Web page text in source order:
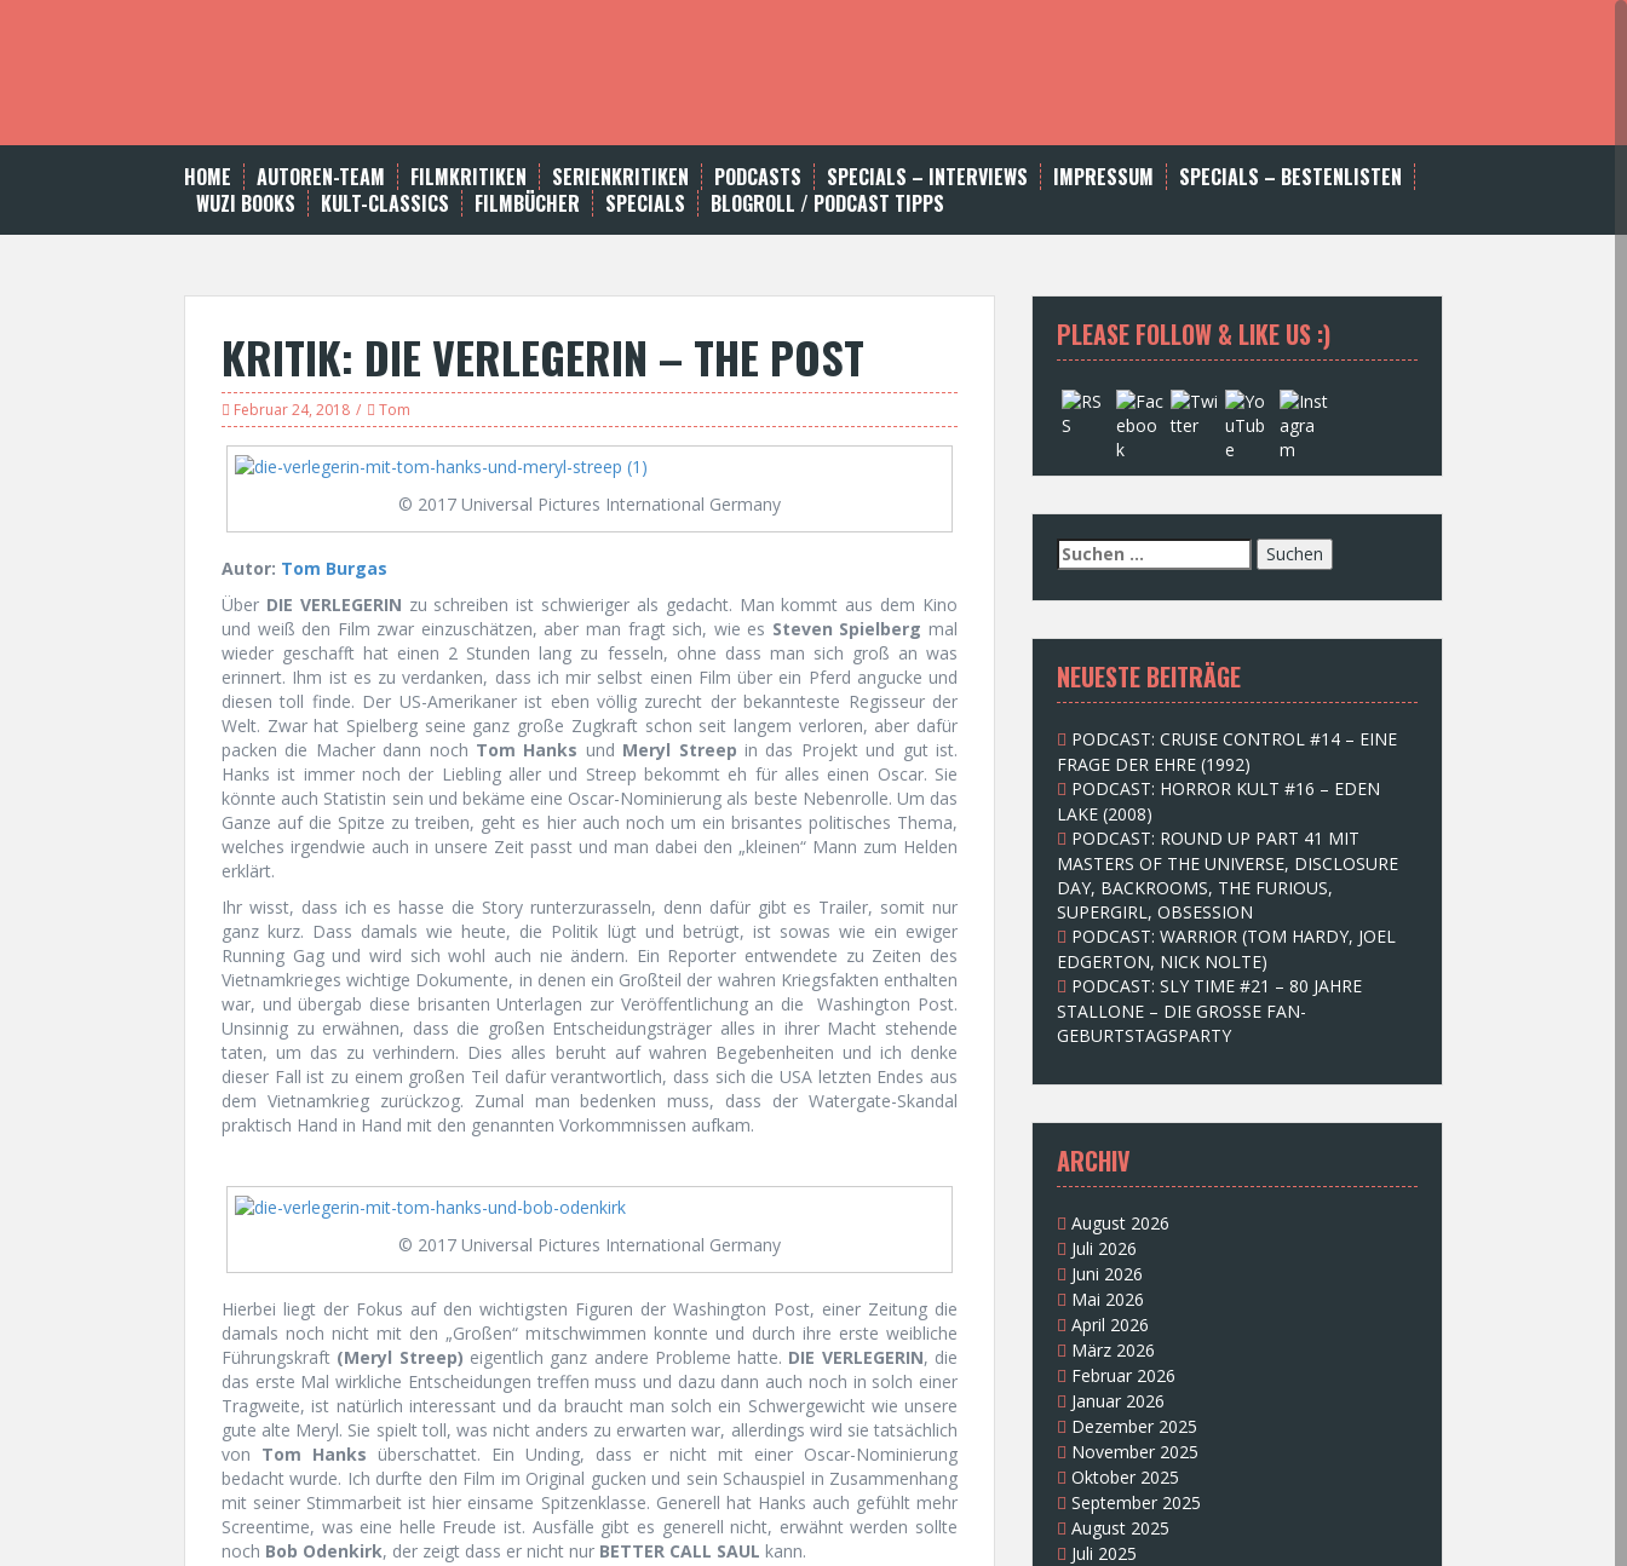
t
HOME AUTOREN-TEAM FILMKRITIKEN SERIENKRITIKEN PODCASTS SPECIALS – INTERVIEWS IMPRESSUM
SPECIALS – BESTENLISTEN
WUZI BOOKS
KULT-CLASSICS FILMBÜCHER SPECIALS BLOGROLL / PODCAST TIPPS
KRITIK: DIE VERLEGERIN – THE POST
Februar 24, 2018 Tom
© 2017 Universal Pictures International Germany
Autor: Tom Burgas
Über DIE VERLEGERIN zu schreiben ist schwieriger als gedacht. Man kommt aus dem Kino
und weiß den Film zwar einzuschätzen, aber man fragt sich, wie es Steven Spielberg mal
wieder geschafft hat einen 2 Stunden lang zu fesseln, ohne dass man sich groß an was
erinnert. Ihm ist es zu verdanken, dass ich mir selbst einen Film über ein Pferd angucke und
diesen toll finde. Der US-Amerikaner ist eben völlig zurecht der bekannteste Regisseur der
Welt. Zwar hat Spielberg seine ganz große Zugkraft schon seit langem verloren, aber dafür
packen die Macher dann noch Tom Hanks und Meryl Streep in das Projekt und gut ist.
Hanks ist immer noch der Liebling aller und Streep bekommt eh für alles einen Oscar. Sie
könnte auch Statistin sein und bekäme eine Oscar-Nominierung als beste Nebenrolle. Um das
Ganze auf die Spitze zu treiben, geht es hier auch noch um ein brisantes politisches Thema,
welches irgendwie auch in unsere Zeit passt und man dabei den „kleinen“ Mann zum Helden
erklärt.
Ihr wisst, dass ich es hasse die Story runterzurasseln, denn dafür gibt es Trailer, somit nur
ganz kurz. Dass damals wie heute, die Politik lügt und betrügt, ist sowas wie ein ewiger
Running Gag und wird sich wohl auch nie ändern. Ein Reporter entwendete zu Zeiten des
Vietnamkrieges wichtige Dokumente, in denen ein Großteil der wahren Kriegsfakten enthalten
war, und übergab diese brisanten Unterlagen zur Veröffentlichung an die Washington Post.
Unsinnig zu erwähnen, dass die großen Entscheidungsträger alles in ihrer Macht stehende
taten, um das zu verhindern. Dies alles beruht auf wahren Begebenheiten und ich denke
dieser Fall ist zu einem großen Teil dafür verantwortlich, dass sich die USA letzten Endes aus
dem Vietnamkrieg zurückzog. Zumal man bedenken muss, dass der Watergate-Skandal
praktisch Hand in Hand mit den genannten Vorkommnissen aufkam.
© 2017 Universal Pictures International Germany
Hierbei liegt der Fokus auf den wichtigsten Figuren der Washington Post, einer Zeitung die
damals noch nicht mit den „Großen“ mitschwimmen konnte und durch ihre erste weibliche
Führungskraft (Meryl Streep) eigentlich ganz andere Probleme hatte. DIE VERLEGERIN, die
das erste Mal wirkliche Entscheidungen treffen muss und dazu dann auch noch in solch einer
Tragweite, ist natürlich interessant und da braucht man solch ein Schwergewicht wie unsere
gute alte Meryl. Sie spielt toll, was nicht anders zu erwarten war, allerdings wird sie tatsächlich
von Tom Hanks überschattet. Ein Unding, dass er nicht mit einer Oscar-Nominierung
bedacht wurde. Ich durfte den Film im Original gucken und sein Schauspiel in Zusammenhang
mit seiner Stimmarbeit ist hier einsame Spitzenklasse. Generell hat Hanks auch gefühlt mehr
Screentime, was eine helle Freude ist. Ausfälle gibt es generell nicht, erwähnt werden sollte
noch Bob Odenkirk, der zeigt dass er nicht nur BETTER CALL SAUL kann.
PLEASE FOLLOW & LIKE US :)
S
u
c
e
n
n
c
h
:
NEUESTE BEITRÄGE
PODCAST: CRUISE CONTROL #14 – EINE
FRAGE DER EHRE (1992)
PODCAST: HORROR KULT #16 – EDEN
LAKE (2008)
PODCAST: ROUND UP PART 41 MIT
MASTERS OF THE UNIVERSE, DISCLOSURE
DAY, BACKROOMS, THE FURIOUS,
SUPERGIRL, OBSESSION
PODCAST: WARRIOR (TOM HARDY, JOEL
EDGERTON, NICK NOLTE)
PODCAST: SLY TIME #21 – 80 JAHRE
STALLONE – DIE GROSSE FAN-
GEBURTSTAGSPARTY
ARCHIV
August 2026
Juli 2026
Juni 2026
Mai 2026
April 2026
März 2026
Februar 2026
Januar 2026
Dezember 2025
November 2025
Oktober 2025
September 2025
August 2025
Juli 2025